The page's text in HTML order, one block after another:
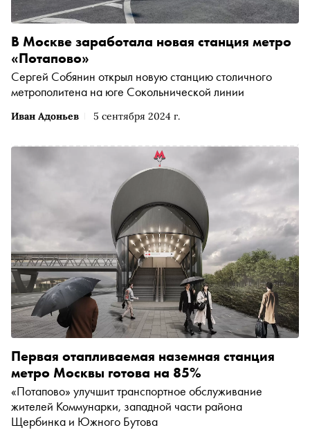
Иван Адоньев 5 сентября 2024 г.
В Москве заработала новая станция метро
«Потапово»
Сергей Собянин открыл новую станцию столичного
метрополитена на юге Сокольнической линии
Первая отапливаемая наземная станция
метро Москвы готова на 85%
«Потапово» улучшит транспортное обслуживание
жителей Коммунарки, западной части района
Щербинка и Южного Бутова